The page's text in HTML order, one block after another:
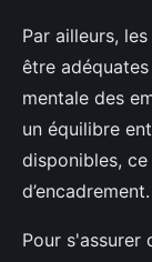
Par ailleurs,
être
mentale des
un équilibre
disponibles,
d’encadrement.
Pour s'assurer